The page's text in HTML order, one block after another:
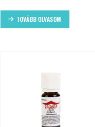
TOVÁBB OLVASOM